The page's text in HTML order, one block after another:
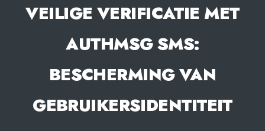
VEILIGE VERIFICATIE MET
AUTHMSG SMS:
BESCHERMING VAN
GEBRUIKERSIDENTITEIT